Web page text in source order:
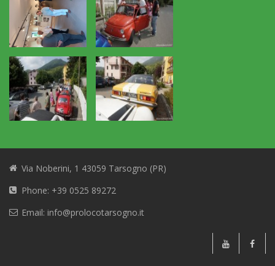
Via Noberini, 1 43059 Tarsogno (PR)
Phone: +39 0525 89272
Email: info@prolocotarsogno.it